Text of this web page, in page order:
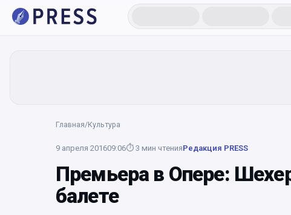
Главная/Культура
9 апреля 201609:06⏱ 3 мин чтенияРедакция PRESS
Премьера в Опере:
балете